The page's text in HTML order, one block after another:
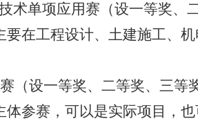
术单项应用赛（设一等奖、
要在工程设计、土建施工、
（设一等奖、二等奖、三等
体参赛，可以是实际项目，